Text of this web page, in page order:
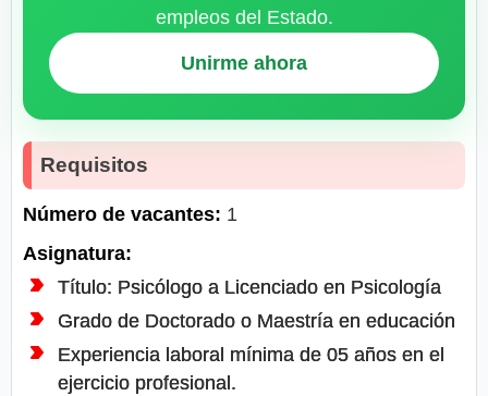
empleos del Estado.
Unirme ahora
Requisitos
Número de vacantes: 1
Asignatura:
Título: Psicólogo a Licenciado en Psicología
Grado de Doctorado o Maestría en educación
Experiencia laboral mínima de 05 años en el
ejercicio profesional.